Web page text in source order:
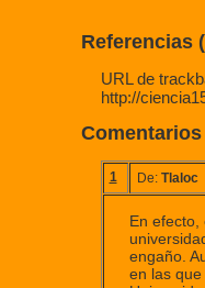
Referencias
URL de
http://
Comentarios
1 De: Tlaloc
En efecto,
engaño.
en las